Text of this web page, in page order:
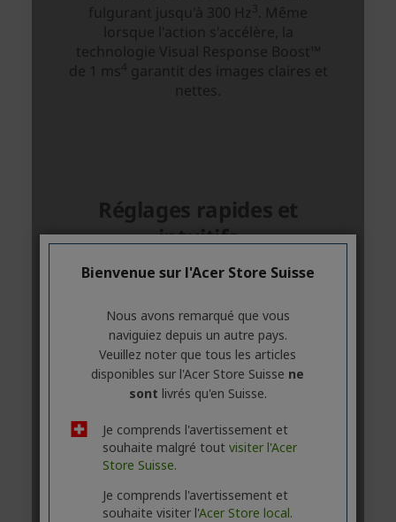
Bienvenue sur l'Acer Store Suisse
Nous avons remarqué que vous
naviguiez depuis un autre pays.
Veuillez noter que tous les articles
disponibles sur l'Acer Store Suisse ne
sont livrés qu'en Suisse.
Je comprends l'avertissement et
souhaite malgré tout visiter l'Acer
Store Suisse.
Je comprends l'avertissement et
souhaite visiter l'Acer Store local.